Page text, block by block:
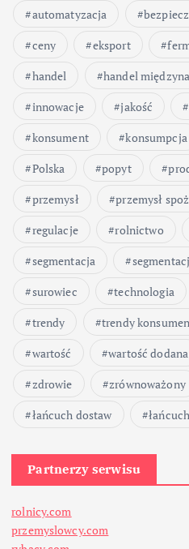
automatyzacja
ceny
eksport
handel
handel
innowacje
jakość
konsument
konsumpcja
Polska
popyt
przemysł
przemysł
regulacje
rolnictwo
segmentacja
surowiec
technologia
trendy
trendy
wartość
wartość dodana
zdrowie
zrównoważony
łańcuch dostaw
Partnerzy serwisu
rolnicy.com
przemyslowcy.com